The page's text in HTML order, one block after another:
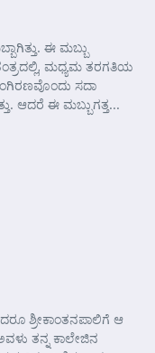
ಈ ಮಬ್ಬು
ಮಧ್ಯಮ ತರಗತಿಯ
ಸದಾ
ಆದರೆ ಈ ಮಬ್ಬುಗತ್ತ...
ಶ್ರೀಕಾಂತನಪಾಲಿಗೆ ಆ
ತನ್ನ ಕಾಲೇಜಿನ